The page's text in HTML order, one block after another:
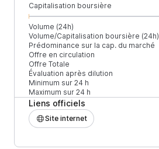
Capitalisation boursière
Volume (24h)
Volume/Capitalisation boursière (24h)
Prédominance sur la cap. du marché
Offre en circulation
Offre Totale
Évaluation après dilution
Minimum sur 24 h
Maximum sur 24 h
Liens officiels
Site internet